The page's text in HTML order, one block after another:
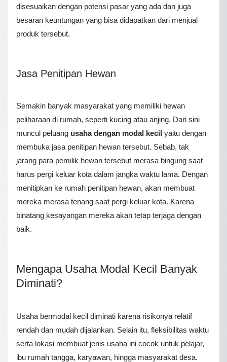
disesuaikan dengan potensi pasar yang ada dan juga
besaran keuntungan yang bisa didapatkan dari menjual
produk tersebut.
Jasa Penitipan Hewan
Semakin banyak masyarakat yang memiliki hewan
peliharaan di rumah, seperti kucing atau anjing. Dari sini
muncul peluang usaha dengan modal kecil yaitu dengan
membuka jasa penitipan hewan tersebut. Sebab, tak
jarang para pemilik hewan tersebut merasa bingung saat
harus pergi keluar kota dalam jangka waktu lama. Dengan
menitipkan ke rumah penitipan hewan, akan membuat
mereka merasa tenang saat pergi keluar kota. Karena
binatang kesayangan mereka akan tetap terjaga dengan
baik.
Mengapa Usaha Modal Kecil Banyak
Diminati?
Usaha bermodal kecil diminati karena risikonya relatif
rendah dan mudah dijalankan. Selain itu, fleksibilitas waktu
serta lokasi membuat jenis usaha ini cocok untuk pelajar,
ibu rumah tangga, karyawan, hingga masyarakat desa.